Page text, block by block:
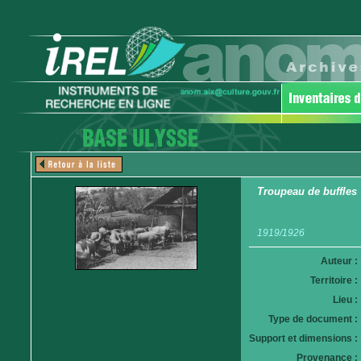
Troupeau de buffles
1919/1926
Auteur :
Territoire :
Lieu :
Type de document :
Support et dimensions :
Provenance :